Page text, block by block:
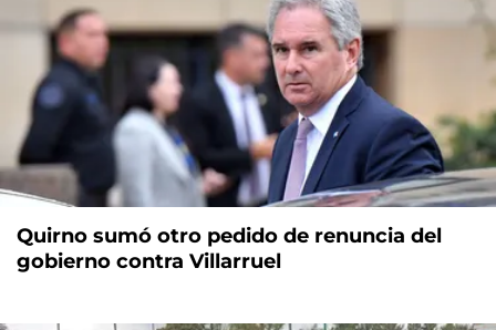
Quirno sumó otro pedido de renuncia del
gobierno contra Villarruel